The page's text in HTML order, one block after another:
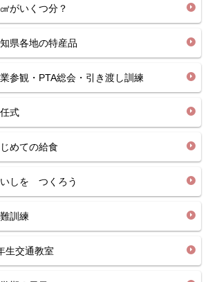
がいくつ分？
県各地の特産品
参観・PTA総会・引き渡し訓練
式
めての給食
しを つくろう
訓練
交通教室